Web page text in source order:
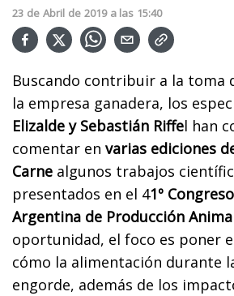
23 de Abril de 2019 a las 15:40
Buscando contribuir a la toma
la empresa ganadera, los
Elizalde y Sebastián Riffel han
comentar en varias ediciones
Carne algunos trabajos
presentados en el 41º
Argentina de Producción
oportunidad, el foco es poner
cómo la alimentación durante
engorde, además de los